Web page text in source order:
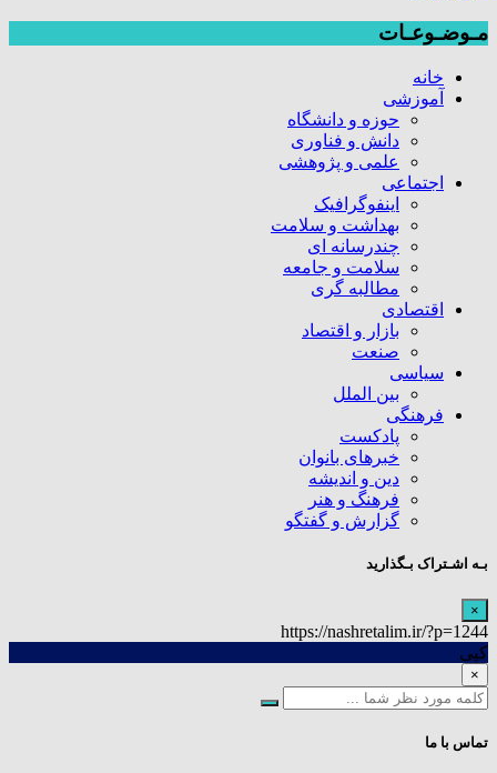
مـوضـوعـات
خانه
آموزشی
حوزه و دانشگاه
دانش و فناوری
علمی و پژوهشی
اجتماعی
اینفوگرافیک
بهداشت و سلامت
چندرسانه ای
سلامت و جامعه
مطالبه گری
اقتصادی
بازار و اقتصاد
صنعت
سیاسی
بین الملل
فرهنگی
پادکست
خبرهای بانوان
دین و اندیشه
فرهنگ و هنر
گزارش و گفتگو
بـه اشـتراک بـگذارید
×
https://nashretalim.ir/?p=1244
کپی
×
تماس با ما